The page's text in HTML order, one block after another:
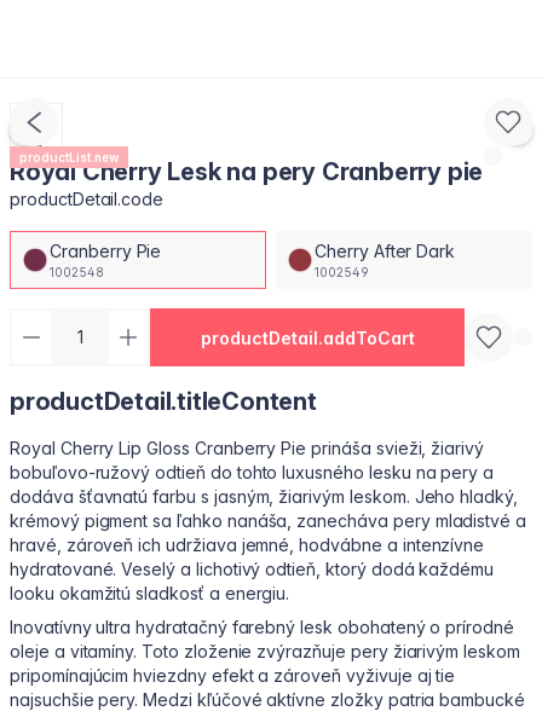
productList.new
Royal Cherry Lesk na pery Cranberry pie
productDetail.code
Cranberry Pie
1002548
Cherry After Dark
1002549
productDetail.addToCart
productDetail.titleContent
Royal Cherry Lip Gloss Cranberry Pie prináša svieži, žiarivý
bobuľovo-ružový odtieň do tohto luxusného lesku na pery a
dodáva šťavnatú farbu s jasným, žiarivým leskom. Jeho hladký,
krémový pigment sa ľahko nanáša, zanecháva pery mladistvé a
hravé, zároveň ich udržiava jemné, hodvábne a intenzívne
hydratované. Veselý a lichotivý odtieň, ktorý dodá každému
looku okamžitú sladkosť a energiu.
Inovatívny ultra hydratačný farebný lesk obohatený o prírodné
oleje a vitamíny. Toto zloženie zvýrazňuje pery žiarivým leskom
pripomínajúcim hviezdny efekt a zároveň vyživuje aj tie
najsuchšie pery. Medzi kľúčové aktívne zložky patria bambucké